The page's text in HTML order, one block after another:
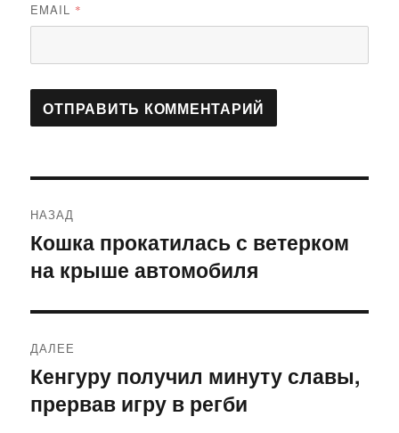
EMAIL *
по
записям
НАЗАД
Предыдущая
запись:
Кошка прокатилась с ветерком
на крыше автомобиля
ДАЛЕЕ
Следующая
запись:
Кенгуру получил минуту славы,
прервав игру в регби